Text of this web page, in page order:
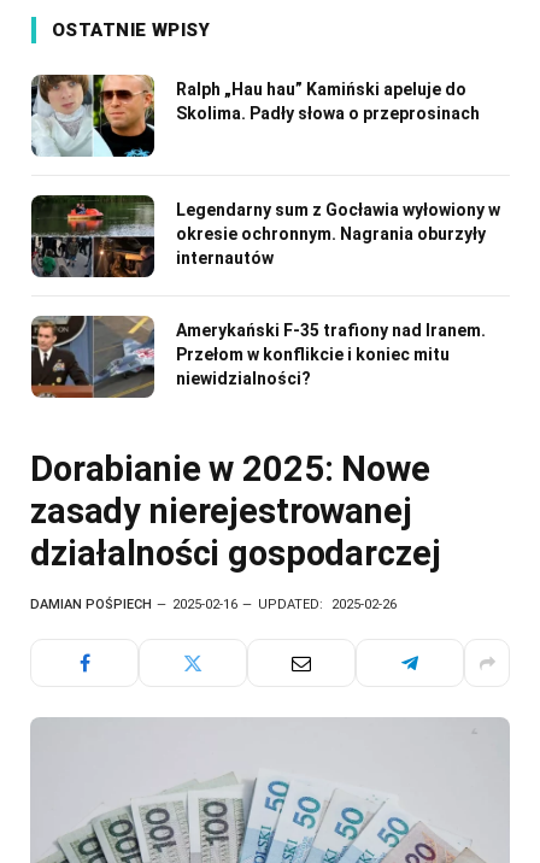
OSTATNIE WPISY
Ralph „Hau hau” Kamiński apeluje do
Skolima. Padły słowa o przeprosinach
Legendarny sum z Gocławia wyłowiony w
okresie ochronnym. Nagrania oburzyły
internautów
Amerykański F-35 trafiony nad Iranem.
Przełom w konflikcie i koniec mitu
niewidzialności?
Dorabianie w 2025: Nowe
zasady nierejestrowanej
działalności gospodarczej
DAMIAN POŚPIECH 2025-02-16 UPDATED: 2025-02-26